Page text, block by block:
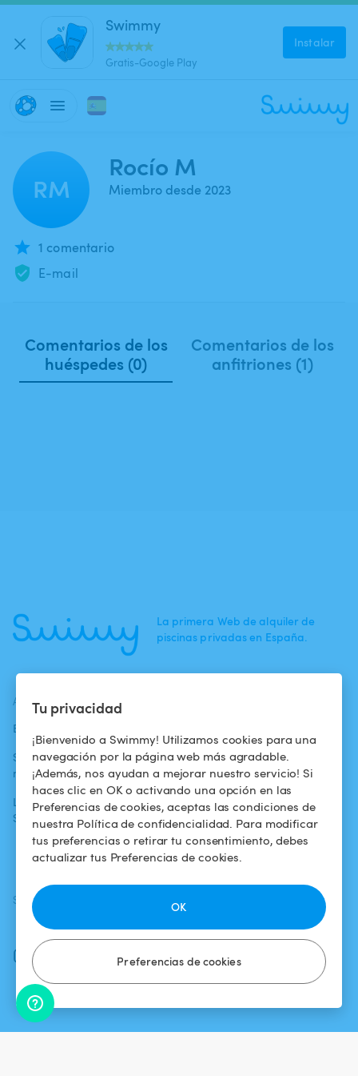
Tu privacidad
¡Bienvenido a Swimmy! Utilizamos cookies para una
navegación por la página web más agradable.
¡Además, nos ayudan a mejorar nuestro servicio! Si
haces clic en OK o activando una opción en las
Preferencias de cookies, aceptas las condiciones de
nuestra Política de confidencialidad. Para modificar
tus preferencias o retirar tu consentimiento, debes
actualizar tus Preferencias de cookies.
Preferencias de cookies
OK
Swimmy
Gratis-Google Play
Instalar
RM
Rocío M
Miembro desde 2023
1 comentario
E-mail
Comentarios de los
huéspedes (0)
Comentarios de los
anfitriones (1)
La primera Web de alquiler de
piscinas privadas en España.
ACTUALIDADES
Blog
Swimmy en los
medios
La aventura
Swimmy
Para los
propietarios
Alquilar mi
piscina
¿Cómo funciona?
Condiciones de
uso
Política de
confidencialidad
Aviso legal
SÍGUENOS
Facebook
Instagram